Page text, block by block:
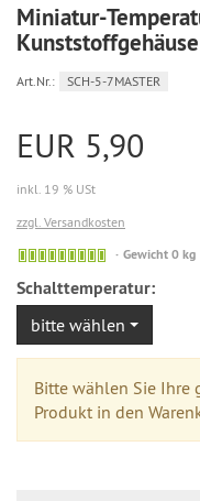
Miniatur-
Kunststoffgehäuse
Art.Nr.: SCH-5-7MASTER
EUR 5,90
inkl. 19 % USt
zzgl. Versandkosten
Sofort
ausreichende
Gewicht 0 kg
Schalttemperatur:
bitte wählen
Bitte wählen Sie Ihre
Produkt in den